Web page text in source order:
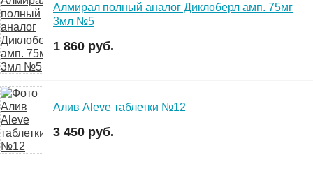
Алмирал полный аналог Диклоберл амп. 75мг
3мл №5
1 860 руб.
Алив Aleve таблетки №12
3 450 руб.